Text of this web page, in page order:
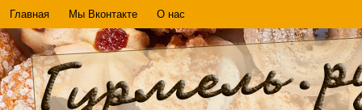
Главная Мы Вконтакте О нас